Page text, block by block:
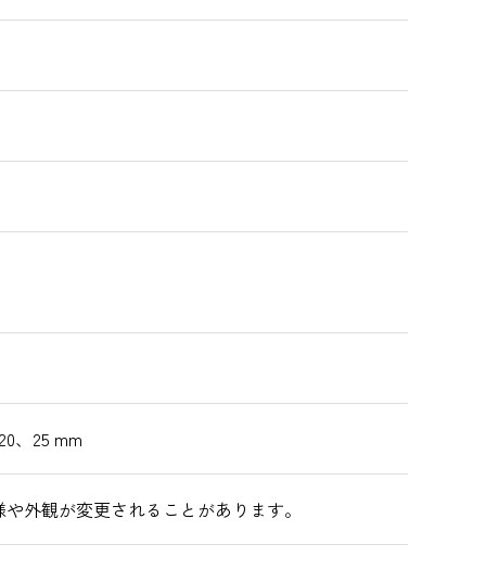
、25 mm
外観が変更されることがあります。